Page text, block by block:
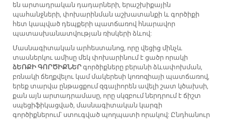
են արտադրական դադարների, երաշխիքային
պահանջների, փոխարինման աշխատանքի և գործիքի
հետ կապված դեպքերի պատճառով հնարավոր
պատասխանատվության ռիսկերի ձևով:
Մասնագիտական արհեստանոց, որը վեցից մինչև
տասներկու ամիսը մեկ փոխարինում է ցածր որակի
ձԵՌՔԻ ԳՈՐԾԻՔՆԵՐ գործիքները բերանի ձևափոխման,
բռնակի ճեղքվելու կամ մակերեսի կոռոզիայի պատճառով,
երեք տարվա ընթացքում զգալիորեն ավելի շատ կծախսի,
քան այն արտադրամասը, որը սկզբում ներդրում է ճիշտ
սպեցիֆիկացված, մասնագիտական կարգի
գործիքներում՝ ստուգված պողպատի որակով: Ընդհանուր